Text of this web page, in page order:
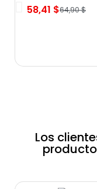
64,90 $
58,41 $
Los